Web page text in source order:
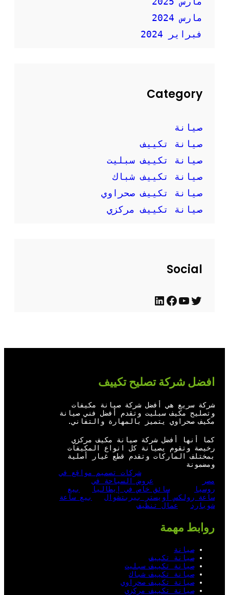
مارس 2024
فبراير 2024
Category
صيانة
صيانة تكييف
صيانة تكييف سبليت
صيانة تكييف شباك
صيانة تكييف صحراوي
صيانة تكييف مركزي
Social
ت ي
ب
ف
ك
ل
إ
ن
افضل شركة تصليح تكييف
شركة سريع هي أفضل شركة صيانة مكيفات
وتصليح مكيف سبليت وتقدم أفضل فني صيانة
مكيف صحراوي يتميز بالمهارة والتفاني.
كما أنها أفضل شركة صيانة مكيف مركزي
رخيصة وتقوم يصيانة كل انواع المكيفات
بمختلف الماركات وتقدم قطع غيار أصلية
ومضمونة
شركات تصميم مواقع في
مصر
عروض السياحة في
روسيا
سائق خاص في إيطاليا
بيع
ساعة رولكس أويستر بيربتشوال
بيع ساعة
شوبارد
عمال تنظيف
روابط مهمة
صيانة
صيانة تكييف
صيانة تكييف سبليت
صيانة تكييف شباك
صيانة تكييف صحراوي
صيانة تكييف مركزي